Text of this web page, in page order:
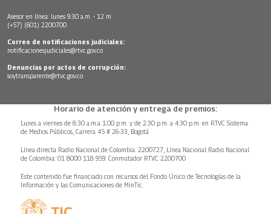
Asesor en línea: lunes 9:30 a.m. - 12 m
(+57) (601) 2200700
Correo de notificaciones judiciales:
notificacionesjudiciales@rtvc.gov.co
Denuncias por actos de corrupción:
soytransparente@rtvc.gov.co
Horario de atención y entrega de premios:
Lunes a viernes de 8:30 a.m.a 1:00 p.m. y de 2:30 p.m. a 4:30 p.m. en RTVC Sistema
de Medios Públicos, Carrera 45 # 26-33, Bogotá.
Línea directa Radio Nacional de Colombia: 2200727, Línea Nacional Radio Nacional
de Colombia: 01 8000 118 959. Conmutador RTVC 2200700
Este contenido fue financiado con recursos del Fondo Único de Tecnologías de la
Información y las Comunicaciones de MinTic.